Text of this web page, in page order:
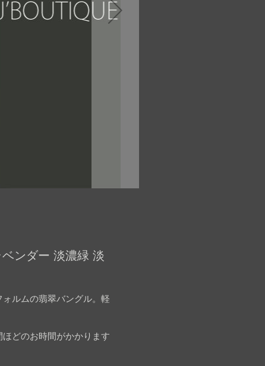
ンダー 淡濃緑 淡
ルムの翡翠バングル。軽
どのお時間がかかります